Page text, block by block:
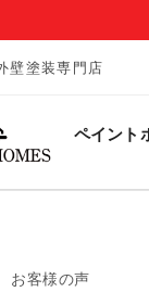
壁塗装専門店
ペイント
お客様の声